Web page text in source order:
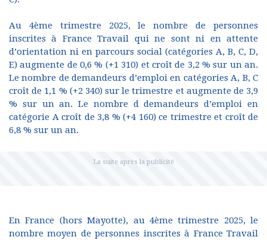
Au 4ème trimestre 2025, le nombre de personnes
inscrites à France Travail qui ne sont ni en attente
d’orientation ni en parcours social (catégories A, B, C, D,
E) augmente de 0,6 % (+1 310) et croît de 3,2 % sur un an.
Le nombre de demandeurs d’emploi en catégories A, B, C
croît de 1,1 % (+2 340) sur le trimestre et augmente de 3,9
% sur un an. Le nombre d demandeurs d’emploi en
catégorie A croît de 3,8 % (+4 160) ce trimestre et croît de
6,8 % sur un an.
En France (hors Mayotte), au 4ème trimestre 2025, le
nombre moyen de personnes inscrites à France Travail